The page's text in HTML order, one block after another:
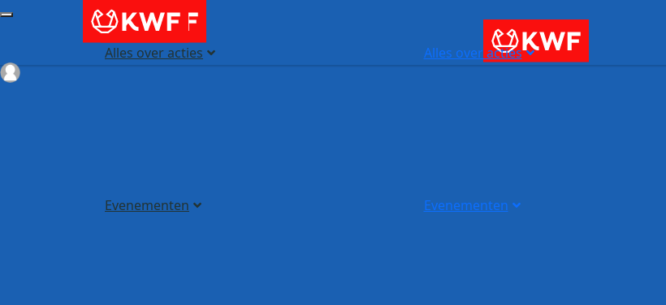
Alles over acties
Evenementen
Alles over acties
Evenementen